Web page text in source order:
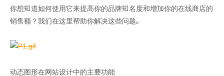
你想知道如何使用它来提高你的品牌知名度和增加你的在线商店的
销售额？我们在这里帮助你解决这些问题。
动态图形在网站设计中的主要功能